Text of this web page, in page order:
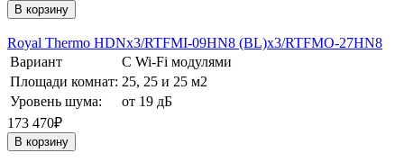
В корзину
Royal Thermo HDNх3/RTFMI-09HN8 (BL)х3/RTFMO-27HN8
Вариант
С Wi-Fi модулями
Площади комнат: 25, 25 и 25 м2
Уровень шума:
от 19 дБ
173 470₽
В корзину